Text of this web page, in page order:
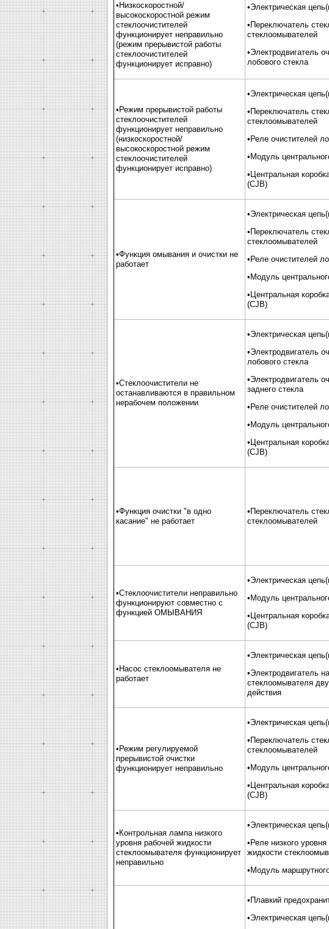
•Низкоскоростной/
высокоскоростной режим
стеклоочистителей
функционирует неправильно
(режим прерывистой работы
стеклоочистителей
функционирует исправно)
•Электрическая
•Переключатель
стеклоомывателей
•Электродвигатель
лобового стекла
•Режим прерывистой работы
стеклоочистителей
функционирует неправильно
(низкоскоростной/
высокоскоростной режим
стеклоочистителей
функционирует исправно)
•Электрическая
•Переключатель
стеклоомывателей
•Реле очистителей
•Модуль
•Центральная
(CJB)
•Функция омывания и очистки не
работает
•Электрическая
•Переключатель
стеклоомывателей
•Реле очистителей
•Модуль
•Центральная
(CJB)
•Стеклоочистители не
останавливаются в правильном
нерабочем положении
•Электрическая
•Электродвигатель
лобового стекла
•Электродвигатель
заднего стекла
•Реле очистителей
•Модуль
•Центральная
(CJB)
•Функция очистки "в одно
касание" не работает
•Переключатель
стеклоомывателей
•Стеклоочистители неправильно
функционируют совместно с
функцией ОМЫВАНИЯ
•Электрическая
•Модуль
•Центральная
(CJB)
•Насос стеклоомывателя не
работает
•Электрическая
•Электродвигатель
стеклоомывателя
действия
•Режим регулируемой
прерывистой очистки
функционирует неправильно
•Электрическая
•Переключатель
стеклоомывателей
•Модуль
•Центральная
(CJB)
•Контрольная лампа низкого
уровня рабочей жидкости
стеклоомывателя функционирует
неправильно
•Электрическая
•Реле низкого
жидкости
•Модуль
•Плавкий
•Электрическая